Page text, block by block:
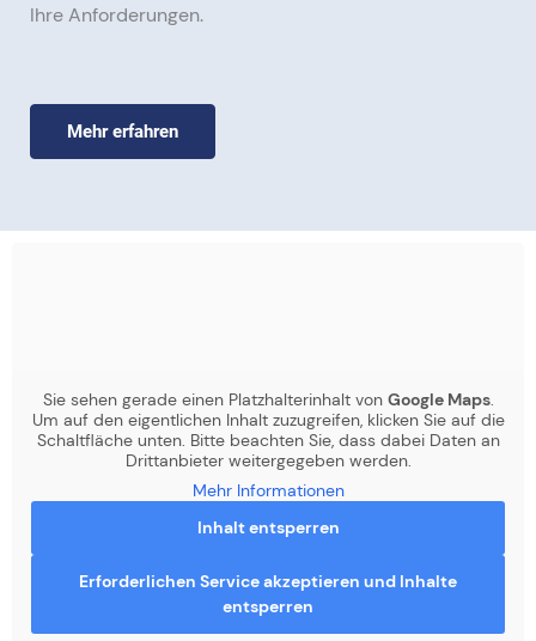
Ihre Anforderungen.
Mehr erfahren
Sie sehen gerade einen Platzhalterinhalt von Google Maps.
Um auf den eigentlichen Inhalt zuzugreifen, klicken Sie auf die
Schaltfläche unten. Bitte beachten Sie, dass dabei Daten an
Drittanbieter weitergegeben werden.
Mehr Informationen
Inhalt entsperren
Erforderlichen Service akzeptieren und Inhalte
entsperren